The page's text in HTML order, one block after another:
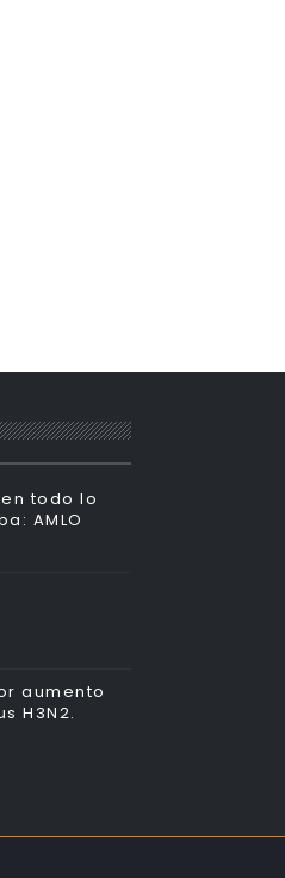
todo lo
AMLO
aumento
H3N2.